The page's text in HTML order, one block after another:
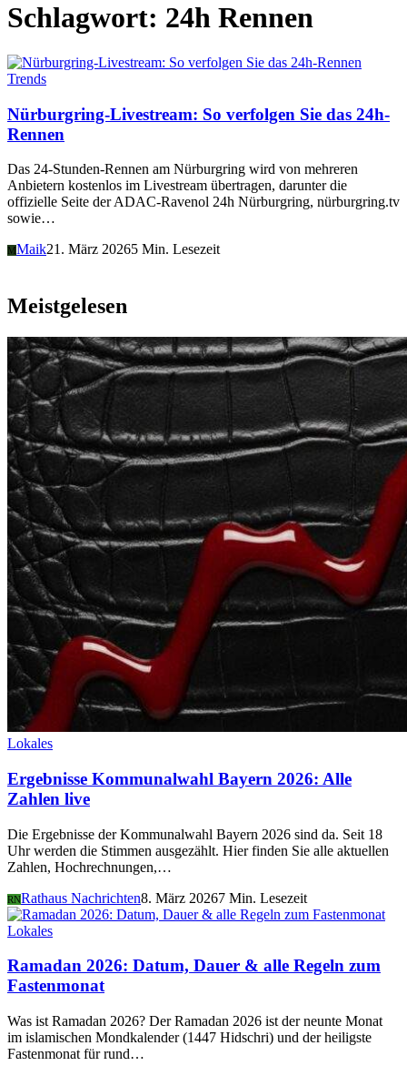
Schlagwort: 24h Rennen
Trends
Nürburgring-Livestream: So verfolgen Sie das 24h-
Rennen
Das 24-Stunden-Rennen am Nürburgring wird von mehreren
Anbietern kostenlos im Livestream übertragen, darunter die
offizielle Seite der ADAC-Ravenol 24h Nürburgring, nürburgring.tv
sowie…
M Maik21. März 20265 Min. Lesezeit
Meistgelesen
Lokales
Ergebnisse Kommunalwahl Bayern 2026: Alle
Zahlen live
Die Ergebnisse der Kommunalwahl Bayern 2026 sind da. Seit 18
Uhr werden die Stimmen ausgezählt. Hier finden Sie alle aktuellen
Zahlen, Hochrechnungen,…
RNRathaus Nachrichten8. März 20267 Min. Lesezeit
Lokales
Ramadan 2026: Datum, Dauer & alle Regeln zum
Fastenmonat
Was ist Ramadan 2026? Der Ramadan 2026 ist der neunte Monat
im islamischen Mondkalender (1447 Hidschri) und der heiligste
Fastenmonat für rund…